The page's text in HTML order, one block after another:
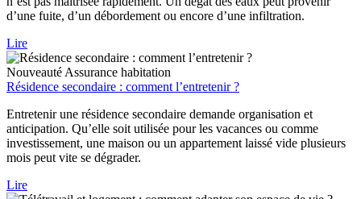
d’une fuite, d’un débordement ou encore d’une infiltration.
Lire
Nouveauté Assurance habitation
Résidence secondaire : comment l’entretenir ?
Entretenir une résidence secondaire demande organisation et
anticipation. Qu’elle soit utilisée pour les vacances ou comme
investissement, une maison ou un appartement laissé vide plusieurs
mois peut vite se dégrader.
Lire